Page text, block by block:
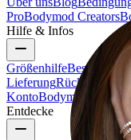
ProBodymod Creators
Hilfe & Infos
GrößenhilfeBestellung
LieferungRücksendung
KontoBodymod Support
Entdecke